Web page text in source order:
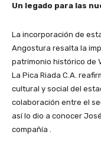
Un legado para las
La incorporación de
Angostura resalta la
patrimonio histórico de
La Pica Riada C.A.
cultural y social del
colaboración entre el
así lo dio a conocer
compañía .